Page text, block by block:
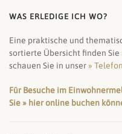
WAS ERLEDIGE ICH WO?
Eine praktische und
sortierte Übersicht finden Sie
schauen Sie in unser »
Für Besuche im
Sie » hier online buchen